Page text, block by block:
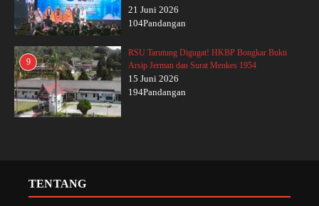
21 Juni 2026
104Pandangan
9
RSU Tarutung Digugat! HKBP Bongkar Bukti
Arsip Jerman dan Surat Menkes 1954
15 Juni 2026
194Pandangan
TENTANG